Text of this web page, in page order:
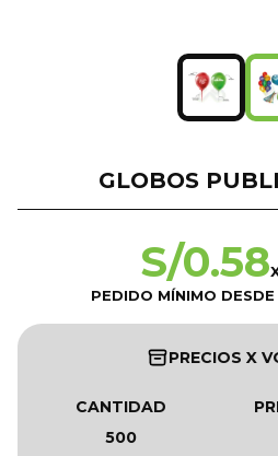
GLOBOS
S/0.58
PEDIDO MÍNIMO
PRECIOS X
CANTIDAD
500